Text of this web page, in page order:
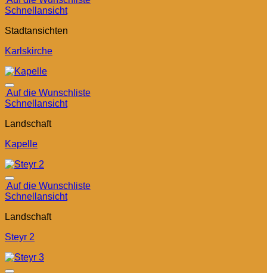
Schnellansicht
Stadtansichten
Karlskirche
Auf die Wunschliste
Schnellansicht
Landschaft
Kapelle
Auf die Wunschliste
Schnellansicht
Landschaft
Steyr 2